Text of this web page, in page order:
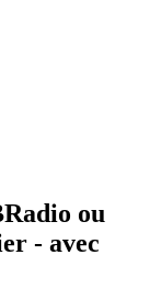
ou
- avec